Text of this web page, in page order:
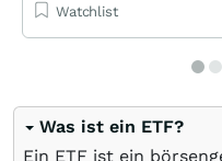
Watchlist
Was ist ein ETF?
Ein ETF ist ein